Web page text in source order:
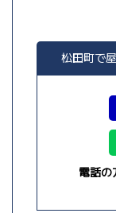
松田町で
電話の